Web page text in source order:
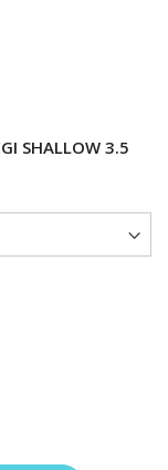
SHALLOW 3.5